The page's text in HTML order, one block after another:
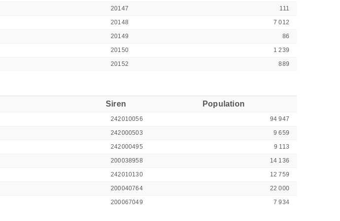
20147
111
20148
7 012
20149
86
20150
1 239
20152 889
Siren Population
242010056
94 947
242000503
9 659
242000495
9 113
200038958
14 136
242010130
12 759
200040764
22 000
200067049 7 934